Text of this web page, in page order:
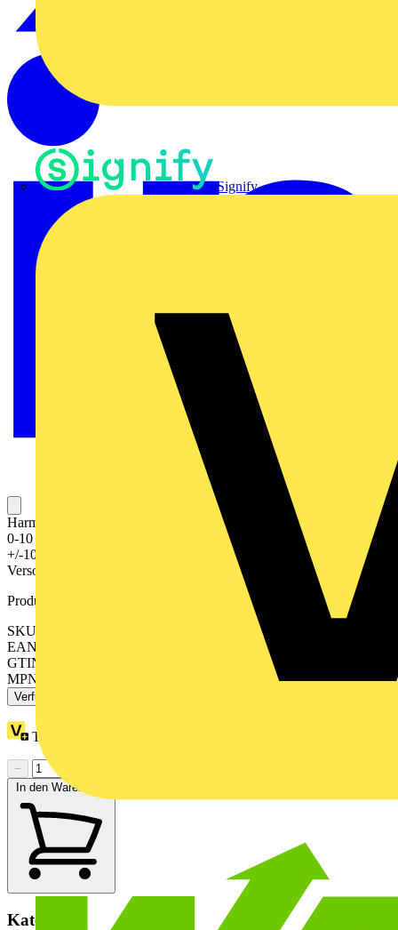
Signify
Harmony Analog. Konverter für normierte Analogsignale. Eingang
0-10 V, +/- 10V, 0-20 mA, 4-20 mA. Ausgang einstellbar 0-10 V,
+/-10 V, 0-20 mA, 4-20 mA. Galvanische Trennung vorhanden.
Versorgungsspannung 24 VDC. Aufrastbar auf Hutschiene.
Produktkennzeichen
SKU: RMCL55BD
EAN: 3389110108897
GTIN: 3389110108897
MPN: RMCL55BD
Verfügbar: 2 Händler
Treuepunkte:
−
In den Warenkorb
Kategorien